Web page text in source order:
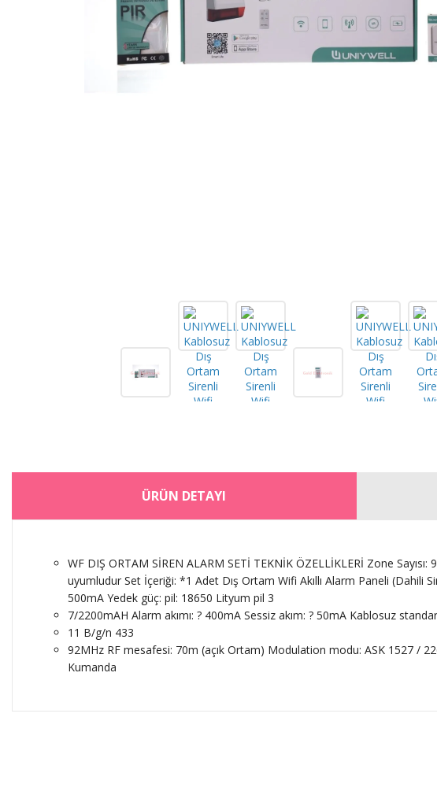
ÜRÜN DETAYI
WF DIŞ ORTAM SİREN ALARM SETİ TEKNİK ÖZELLİKLERİ Zone
uyumludur Set İçeriği: *1 Adet Dış Ortam Wifi Akıllı Alarm Paneli
500mA Yedek güç: pil: 18650 Lityum pil 3
7/2200mAH Alarm akımı: ? 400mA Sessiz akım: ? 50mA Kablosuz
11 B/g/n 433
92MHz RF mesafesi: 70m (açık Ortam) Modulation modu: ASK 1527 /
Kumanda